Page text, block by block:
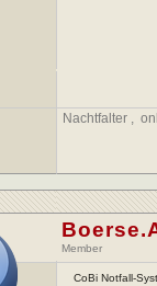
Nachtfalter ,
Member
CoBi Notfall-